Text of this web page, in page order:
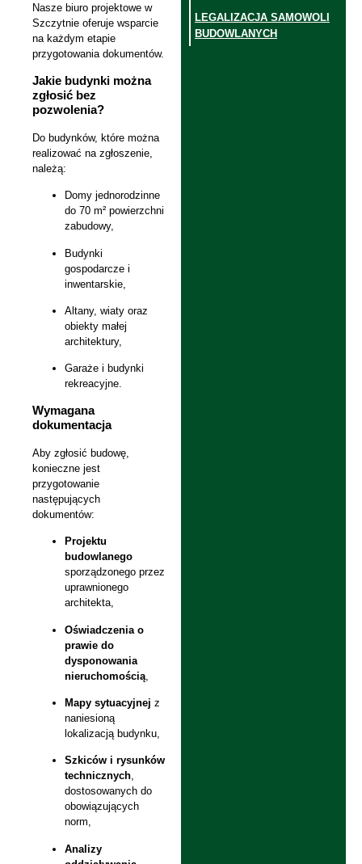
Nasze biuro projektowe w
Szczytnie oferuje wsparcie
na każdym etapie
przygotowania dokumentów.
Jakie budynki można
zgłosić bez
pozwolenia?
Do budynków, które można
realizować na zgłoszenie,
należą:
Domy jednorodzinne
do 70 m² powierzchni
zabudowy,
Budynki
gospodarcze i
inwentarskie,
Altany, wiaty oraz
obiekty małej
architektury,
Garaże i budynki
rekreacyjne.
Wymagana
dokumentacja
Aby zgłosić budowę,
konieczne jest
przygotowanie
następujących
dokumentów:
Projektu
budowlanego
sporządzonego przez
uprawnionego
architekta,
Oświadczenia o
prawie do
dysponowania
nieruchomością
Mapy sytuacyjnej z
naniesioną
lokalizacją budynku,
Szkiców i rysunków
technicznych,
dostosowanych do
obowiązujących
norm,
Analizy
LEGALIZACJA SAMOWOLI
BUDOWLANYCH